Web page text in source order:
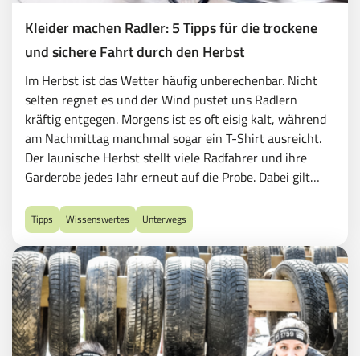
Kleider machen Radler: 5 Tipps für die trockene
und sichere Fahrt durch den Herbst
Im Herbst ist das Wetter häufig unberechenbar. Nicht
selten regnet es und der Wind pustet uns Radlern
kräftig entgegen. Morgens ist es oft eisig kalt, während
am Nachmittag manchmal sogar ein T-Shirt ausreicht.
Der launische Herbst stellt viele Radfahrer und ihre
Garderobe jedes Jahr erneut auf die Probe. Dabei gilt
die richtige Kleidung trägt. Denn sie hält warm, trocken
und erhöht obendrein die Sicherheit im Straßenverkehr.
Tipps Wissenswertes Unterwegs